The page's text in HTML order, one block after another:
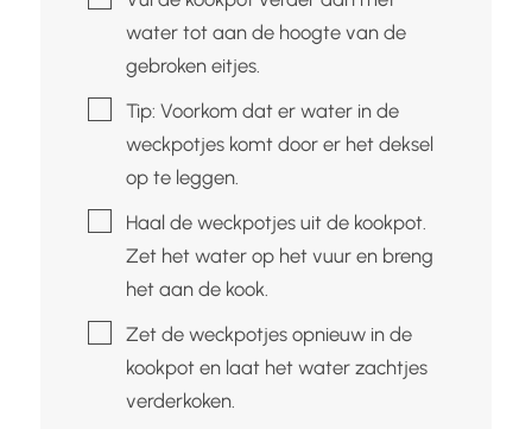
water tot aan de hoogte van de
gebroken eitjes.
▢
Tip: Voorkom dat er water in de
weckpotjes komt door er het deksel
op te leggen.
▢Haal de weckpotjes uit de kookpot.
Zet het water op het vuur en breng
het aan de kook.
▢
Zet de weckpotjes opnieuw in de
kookpot en laat het water zachtjes
verderkoken.